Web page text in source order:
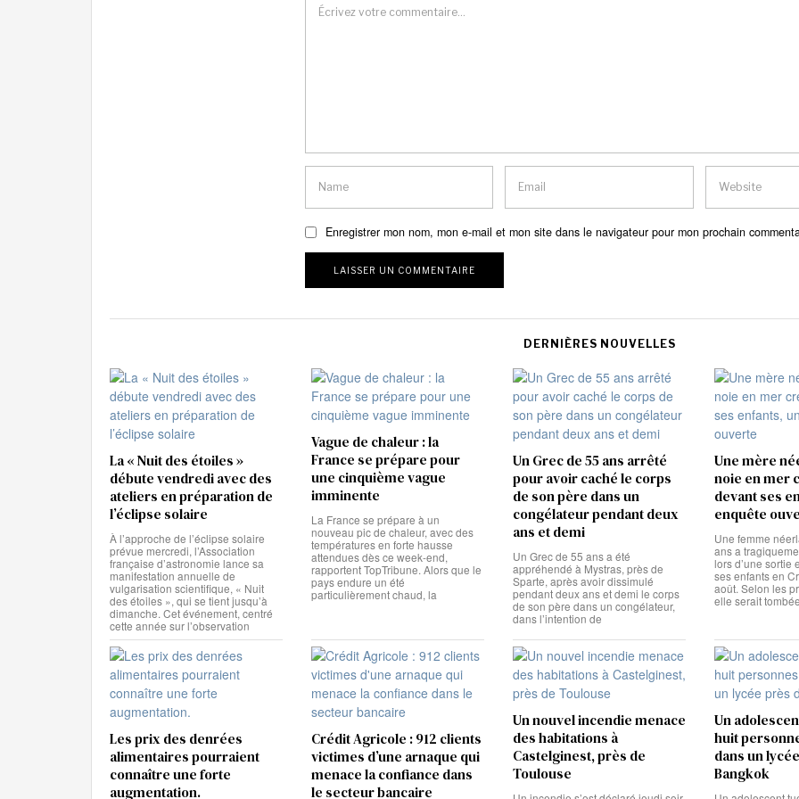
Enregistrer mon nom, mon e-mail et mon site dans le navigateur pour mon prochain
DERNIÈRES NOUVELLES
La « Nuit des étoiles »
débute vendredi avec des
ateliers en préparation de
l’éclipse solaire
À l’approche de l’éclipse solaire
prévue mercredi, l’Association
française d’astronomie lance sa
manifestation annuelle de
vulgarisation scientifique, « Nuit
des étoiles », qui se tient jusqu’à
dimanche. Cet événement, centré
cette année sur l’observation
Vague de chaleur : la
France se prépare pour
une cinquième vague
imminente
La France se prépare à un
nouveau pic de chaleur, avec des
températures en forte hausse
attendues dès ce week-end,
rapportent TopTribune. Alors que le
pays endure un été
particulièrement chaud, la
Un Grec de 55 ans arrêté
pour avoir caché le corps
de son père dans un
congélateur pendant deux
ans et demi
Un Grec de 55 ans a été
appréhendé à Mystras, près de
Sparte, après avoir dissimulé
pendant deux ans et demi le corps
de son père dans un congélateur,
dans l’intention de
Une mère
noie en mer
devant ses
enquête
Une femme
ans a
lors d’une sortie
ses enfants en
août. Selon les
elle serait
Les prix des denrées
alimentaires pourraient
connaître une forte
augmentation.
Crédit Agricole : 912 clients
victimes d’une arnaque qui
menace la confiance dans
le secteur bancaire
Un nouvel incendie menace
des habitations à
Castelginest, près de
Toulouse
Un
huit
dans un
Bangkok